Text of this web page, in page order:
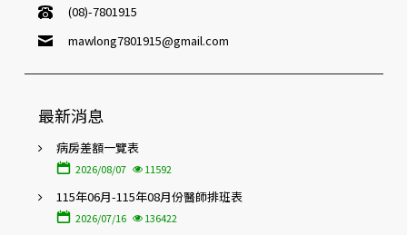
(08)-7801915
mawlong7801915@gmail.com
最新消息
病房差額一覽表
2026/08/07 11592
115年06月-115年08月份醫師排班表
2026/07/16 136422